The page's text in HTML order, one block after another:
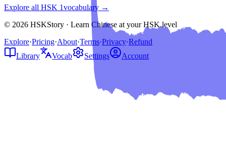
Explore all HSK 1vocabulary →
© 2026 HSKStory · Learn Chinese at your HSK level
Explore·Pricing·About·Terms·Privacy·Refund
Library
Vocab Settings Account